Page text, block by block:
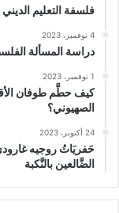
فلسفة التعليم
4 نوفمبر، 2023
دراسة المسألة
1 نوفمبر، 2023
كيف حطَّم طوفان
الصهيوني؟
24 أكتوبر، 2023
حَفريَاتُ روجيه
الضَّالعين بالنَّكبة